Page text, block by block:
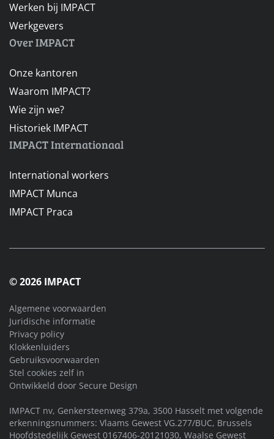
Werken bij IMPACT
Werkgevers
Over IMPACT
Onze kantoren
Waarom IMPACT?
Wie zijn we?
Historiek IMPACT
IMPACT Internationaal
International workers
IMPACT Munca
IMPACT Praca
© 2026 IMPACT
Algemene voorwaarden
Juridische informatie
Privacy policy
Klokkenluiders
Gebruiksvoorwaarden
Stel cookies zelf in
Ontwikkeld door Secure Design
IMPACT nv, Genkersteenweg 379a, 3500 Hasselt met volgende
erkenningsnummers: Vlaams Gewest VG.277/BUC, Brussels
Hoofdstedelijk Gewest 0167406-20121030, Waalse Gewest